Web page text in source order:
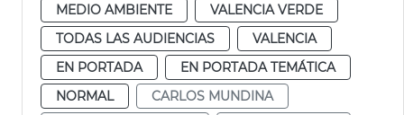
MEDIO AMBIENTE
VALENCIA VERDE
TODAS LAS AUDIENCIAS
VALENCIA
EN PORTADA
EN PORTADA TEMÁTICA
NORMAL
CARLOS MUNDINA